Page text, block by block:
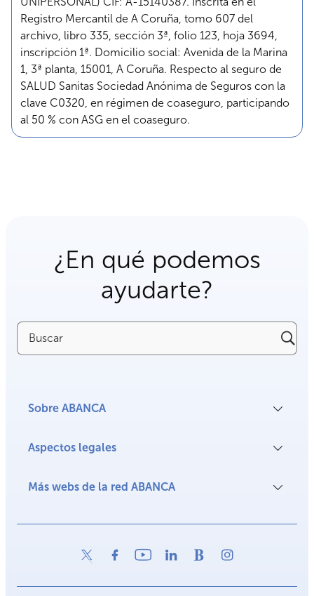
Registro Mercantil de A Coruña, tomo 607 del
archivo, libro 335, sección 3ª, folio 123, hoja 3694,
inscripción 1ª. Domicilio social: Avenida de la Marina
1, 3ª planta, 15001, A Coruña. Respecto al seguro de
SALUD Sanitas Sociedad Anónima de Seguros con la
clave C0320, en régimen de coaseguro, participando
al 50 % con ASG en el coaseguro.
¿En qué podemos
ayudarte?
Buscar
Sobre ABANCA
Aspectos legales
Más webs de la red ABANCA